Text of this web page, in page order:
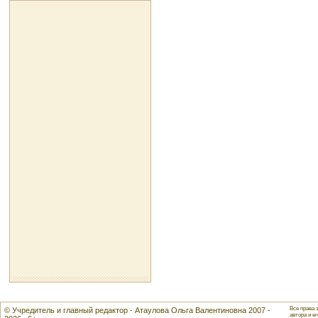
© Учредитель и главный редактор - Атаулова Ольга Валентиновна 2007 -
Все права
автора и